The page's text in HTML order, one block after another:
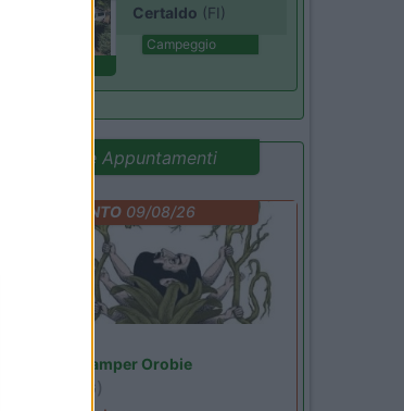
Certaldo (FI)
Campeggio
Promo e Appuntamenti
EVENTO09/08/26
Area Sosta Camper Orobie
(BG)